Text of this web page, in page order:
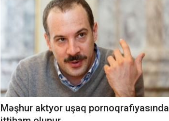
Məşhur aktyor uşaq pornoqrafiyasında